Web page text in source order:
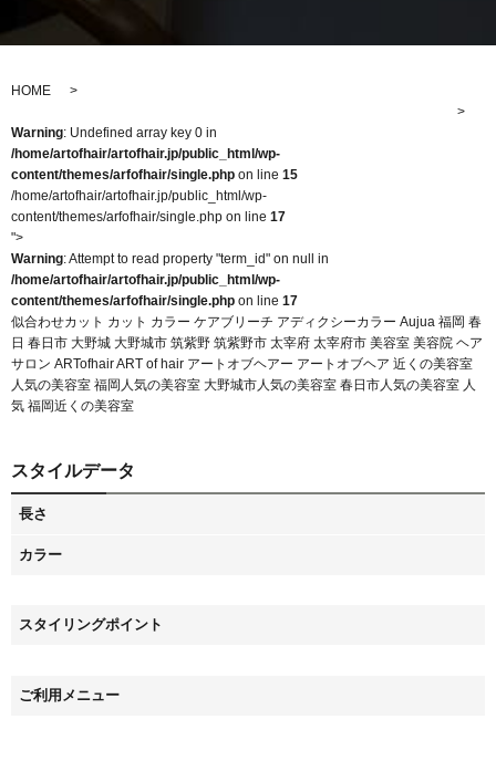
HOME
Warning: Undefined array key 0 in
/home/artofhair/artofhair.jp/public_html/wp-
content/themes/arfofhair/single.php on line 15
/home/artofhair/artofhair.jp/public_html/wp-
content/themes/arfofhair/single.php on line 17
">
Warning: Attempt to read property "term_id" on null in
/home/artofhair/artofhair.jp/public_html/wp-
content/themes/arfofhair/single.php on line 17
似合わせカット カット カラー ケアブリーチ アディクシーカラー Aujua 福岡 春
日 春日市 大野城 大野城市 筑紫野 筑紫野市 太宰府 太宰府市 美容室 美容院 ヘア
サロン ARTofhair ART of hair アートオブヘアー アートオブヘア 近くの美容室
人気の美容室 福岡人気の美容室 大野城市人気の美容室 春日市人気の美容室 人
気 福岡近くの美容室
スタイルデータ
長さ
カラー
スタイリングポイント
ご利用メニュー